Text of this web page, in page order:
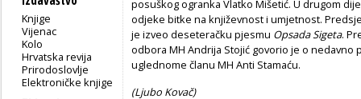
Knjige
Vijenac
Kolo
Hrvatska revija
Prirodoslovlje
Elektroničke knjige
posuškog ogranka Vlatko Mišetić. U drugom
odjeke bitke na književnost i umjetnost.
je izveo deseteračku pjesmu Opsada Sigeta.
odbora MH Andrija Stojić govorio je o
uglednome članu MH Anti Stamaću.
(Ljubo Kovač)